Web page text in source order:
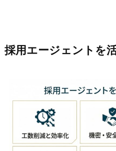
採用エージェントを